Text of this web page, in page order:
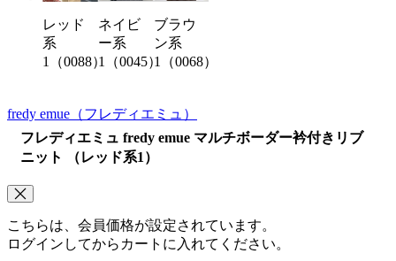
レッド
系
1（0088）
ネイビ
ー系
1（0045）
ブラウ
ン系
1（0068）
fredy emue （フレディエミュ）
フレディエミュ fredy emue マルチボーダー衿付きリブ
ニット （レッド系1）
こちらは、会員価格が設定されています。
ログインしてからカートに入れてください。